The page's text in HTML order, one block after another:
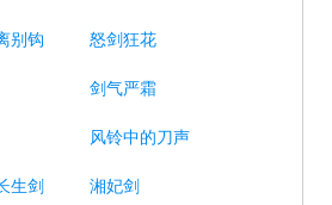
别钩 怒剑狂花
剑气严霜
风铃中的刀声
生剑 湘妃剑